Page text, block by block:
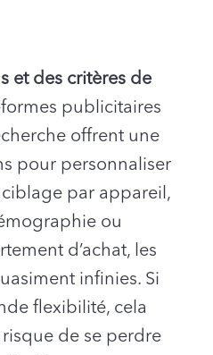
et des critères de
publicitaires
offrent une
pour personnaliser
par appareil,
ou
d’achat, les
infinies. Si
flexibilité, cela
de se perdre